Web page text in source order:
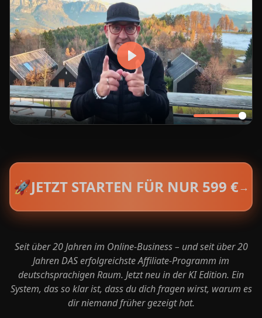
🚀JETZT STARTEN FÜR NUR 599 €→
Seit über 20 Jahren im Online-Business – und seit über 20
Jahren DAS erfolgreichste Affiliate-Programm im
deutschsprachigen Raum. Jetzt neu in der KI Edition. Ein
System, das so klar ist, dass du dich fragen wirst, warum es
dir niemand früher gezeigt hat.